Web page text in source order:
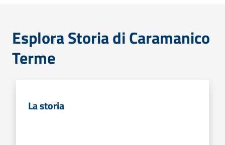
Esplora Storia di Caramanico
Terme
La storia